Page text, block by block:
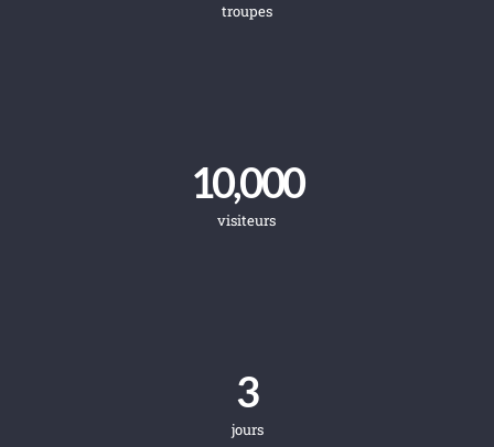
troupes
visiteurs
10,000
jours
3